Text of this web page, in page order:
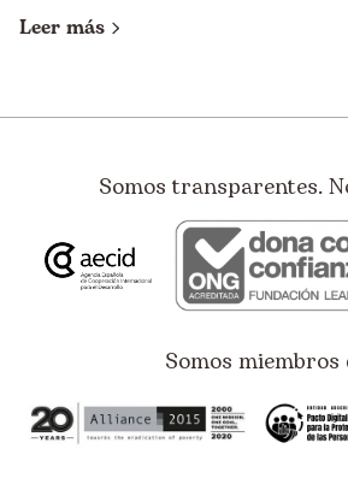
Leer más
Somos transparentes.
Somos miembros